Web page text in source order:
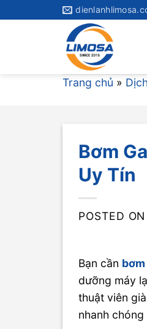
Trang chủ »
Bơm
Uy Tín
POSTED ON
Bạn cần
dưỡng máy
thuật viên
nhanh